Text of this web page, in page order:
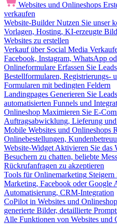
Websites und Onlineshops
verkaufen
Website-Builder Nutzen Sie unser
Vorlagen, Hosting, KI-erzeugte
Websites zu erstellen
Verkauf über Social Media
Facebook, Instagram, WhatsApp
Onlineformulare Erfassen Sie
Bestellformularen, Registrierungs-
Formularen mit bedingten Feldern
Landingpages Generieren Sie
automatisierten Funnels und
Onlineshop Maximieren Sie E-
Auftragsabwicklung, Lieferung
Mobile Websites und Onlineshops
Onlinebestellungen,
Website-Widget Aktivieren Sie das
Besuchern zu chatten, beliebte
Rückrufanfragen zu akzeptieren
Tools für Onlinemarketing
Marketing, Facebook oder Google
Automatisierung, CRM-Integration
CoPilot in Websites und
generierte Bilder, detaillierte
Alle Funktionen von Websites und